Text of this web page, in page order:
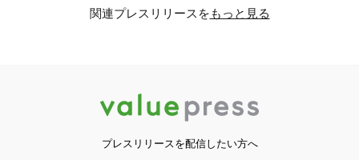
関連プレスリリースをもっと見る
プレスリリースを配信したい方へ